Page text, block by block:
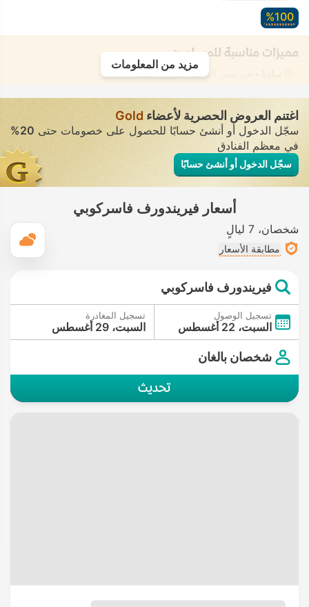
100‏%
مميزات مناسبة للمسلمين
• في بعض الغرف • معزول تمامًا
مزيد من المعلومات
اغتنم العروض الحصرية لأعضاء Gold
سجّل الدخول أو أنشئ حسابًا للحصول على خصومات حتى20%
في معظم الفنادق
سجّل الدخول أو أنشئ حسابًا
أسعار فيريندورف فاسركوبي
شخصان 7 ليالٍ
مطابقة الأسعار
فيريندورف فاسركوبي
تسجيل الوصول
السبت، 22 أغسطس
تسجيل المغادرة
السبت، 29 أغسطس
شخصان بالغان
تحديث